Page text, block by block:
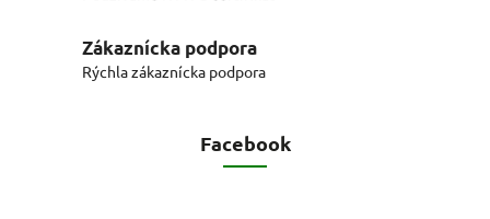
Zákaznícka podpora
Rýchla zákaznícka podpora
Facebook